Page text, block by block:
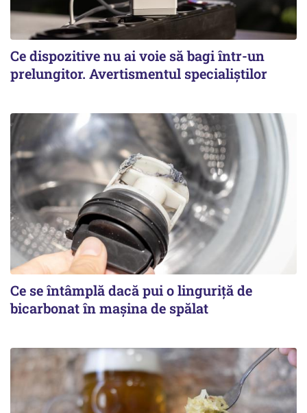
Ce dispozitive nu ai voie să bagi într-un
prelungitor. Avertismentul specialiștilor
Ce se întâmplă dacă pui o linguriță de
bicarbonat în mașina de spălat